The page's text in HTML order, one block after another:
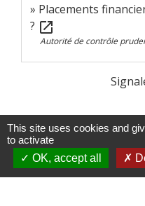
Placements
? open_in_new
Autorité de contrôle
This site uses cookies and
to activate
OK, accept all